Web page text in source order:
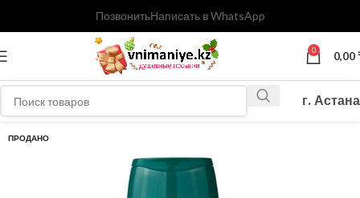
ПозвонитьНаписать в WhatsApp
0 0,00
г. Астана
ПРОДАНО